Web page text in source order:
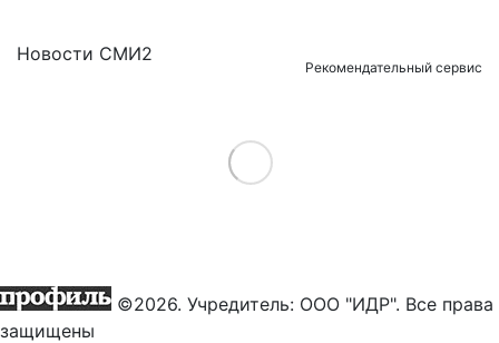
Новости СМИ2
Рекомендательный сервис
Load More
©2026. Учредитель: ООО "ИДР". Все права
защищены